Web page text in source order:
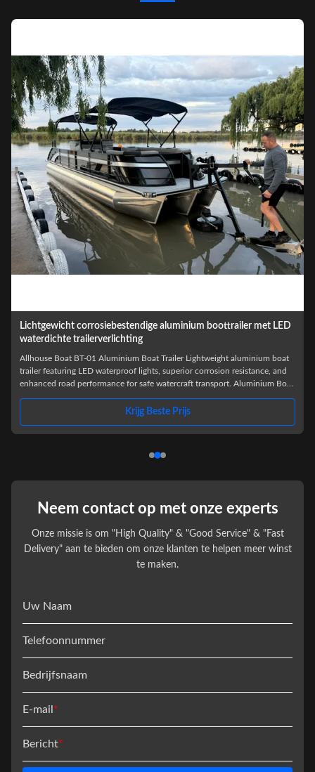
Lichtgewicht corrosiebestendige aluminium boottrailer met LED
waterdichte trailerverlichting
Allhouse Boat BT-01 Aluminium Boat Trailer Lightweight aluminium boat
trailer featuring LED waterproof lights, superior corrosion resistance, and
enhanced road performance for safe watercraft transport. Aluminium Boat
transporting watercraft. Designed for functionality and longevity, these
trailers deliver superior performance for nautical equipment transport,
pontoon boat applications, and boat launching
Krijg Beste Prijs
Neem contact op met onze experts
Onze missie is om "High Quality" & "Good Service" & "Fast
Delivery" aan te bieden om onze klanten te helpen meer winst
te maken.
Uw Naam
Telefoonnummer
Bedrijfsnaam
E-mail *
Bericht*